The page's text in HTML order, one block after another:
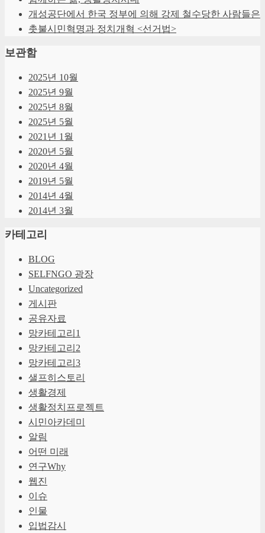
개성공단에서 한국 정부에 의해 강제 철수당한 사람들은
촛불시민혁명과 정치개혁 <선거법>
보관함
2025년 10월
2025년 9월
2025년 8월
2025년 5월
2021년 1월
2020년 5월
2020년 4월
2019년 5월
2014년 4월
2014년 3월
카테고리
BLOG
SELFNGO 광장
Uncategorized
게시판
공유자료
망카테고리1
망카테고리2
망카테고리3
샐프히스토리
생활경제
생활정치프로젝트
시민아카데미
알림
어떤 미래
연구Why
웹진
이슈
인물
입법감시